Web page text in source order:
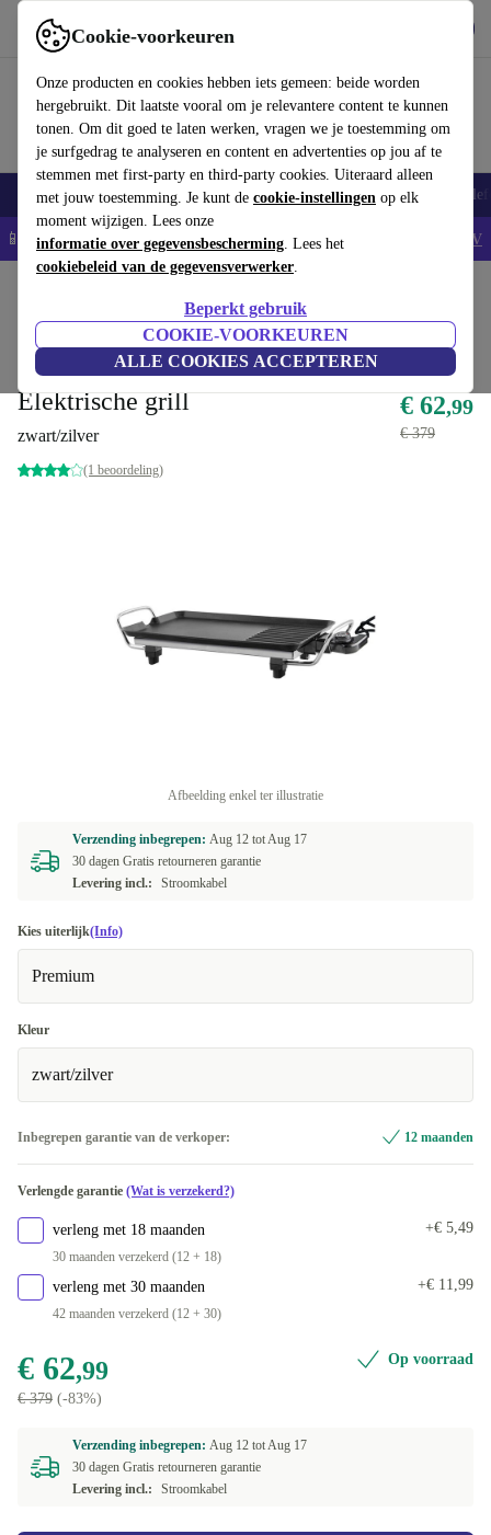
Cookie-voorkeuren
Onze producten en cookies hebben iets gemeen: beide worden
hergebruikt. Dit laatste vooral om je relevantere content te kunnen
tonen. Om dit goed te laten werken, vragen we je toestemming om
je surfgedrag te analyseren en content en advertenties op jou af te
stemmen met first-party en third-party cookies. Uiteraard alleen
met jouw toestemming. Je kunt de cookie-instellingen op elk
moment wijzigen. Lees onze
informatie over gegevensbescherming. Lees het
cookiebeleid van de gegevensverwerker.
Beperkt gebruik
COOKIE-VOORKEUREN
ALLE COOKIES ACCEPTEREN
Gebruik refurbed snel en eenvoudig
Smartphones Laptops Tablets Smartwatches Accessoires
📱5% EXTRA korting op alle iPhones – Code: IPHONEDEAL - AV
Rechtstreeks van originele fabrikant
Italian Design Total 2000
Elektrische grill
zwart/zilver
(1 beoordeling)
€ 62,99
€ 379
Afbeelding enkel ter illustratie
Verzending inbegrepen: Aug 12 totAug 17
30 dagen Gratis retourneren garantie
Levering incl.:
Stroomkabel
Kies uiterlijk(Info)
Premium
Kleur
zwart/zilver
Inbegrepen garantie van de verkoper: 12 maanden
Verlengde garantie (Wat is verzekerd?)
verleng met 18 maanden
30 maanden verzekerd (12 + 18)
+€ 5,49
verleng met 30 maanden
42 maanden verzekerd (12 + 30)
+€ 11,99
€ 62,99
€ 379 (-83%)
Op voorraad
Verzending inbegrepen: Aug 12 totAug 17
30 dagen Gratis retourneren garantie
Levering incl.:
Stroomkabel